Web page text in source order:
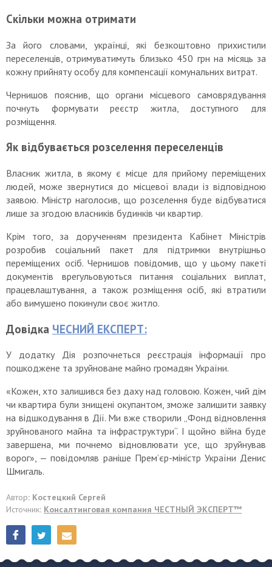
Скільки можна отримати
За його словами, українці, які безкоштовно прихистили
переселенців, отримуватимуть близько 450 грн на місяць за
кожну прийняту особу для компенсації комунальних витрат.
Чернишов пояснив, що органи місцевого самоврядування
почнуть формувати реєстр житла, доступного для
розміщення.
Як відбувається розселення переселенців
Власник житла, в якому є місце для прийому переміщених
людей, може звернутися до місцевої влади із відповідною
заявою. Міністр наголосив, що розселення буде відбуватися
лише за згодою власників будинків чи квартир.
Крім того, за дорученням президента Кабінет Міністрів
розробив соціальний пакет для підтримки внутрішньо
переміщених осіб. Чернишов повідомив, що у цьому пакеті
документів врегульовуються питання соціальних виплат,
працевлаштування, а також розміщення осіб, які втратили
або вимушено покинули своє житло.
Довідка ЧЕСНИЙ ЕКСПЕРТ:
У додатку Дія розпочнеться реєстрація інформації про
пошкоджене та зруйноване майно громадян України.
«Кожен, хто залишився без даху над головою. Кожен, чий дім
чи квартира були знищені окупантом, зможе залишити заявку
на відшкодування в Дії. Ми вже створили „Фонд відновлення
зруйнованого майна та інфраструктури“. І щойно війна буде
завершена, ми почнемо відновлювати усе, що зруйнував
ворог», — повідомляв раніше Прем’єр-міністр України Денис
Шмигаль.
Автор: Костецкий Сергей
Источник: Консалтинговая компания ЧЕСТНЫЙ ЭКСПЕРТ™